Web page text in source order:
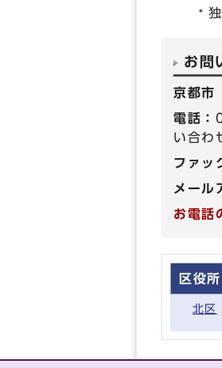
お問
京都
電話：
い合わ
ファッ
メール
お電話
区役
北区